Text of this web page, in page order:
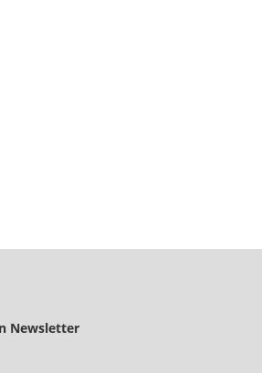
Newsletter